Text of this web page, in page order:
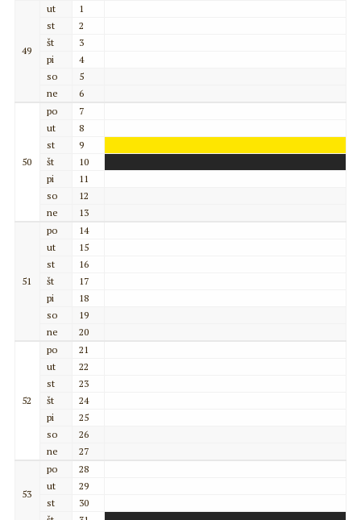
49
ut
1
st
2
št
3
pi
4
so
5
ne
6
50
po
7
ut
8
st
9
št
10
pi
11
so
12
ne
13
51
po
14
ut
15
st
16
št
17
pi
18
so
19
ne
20
52
po
21
ut
22
st
23
št
24
pi
25
so
26
ne
27
53
po
28
ut
29
st
30